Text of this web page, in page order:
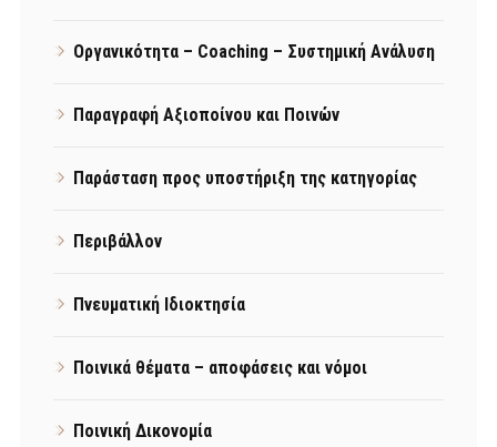
Οργανικότητα – Coaching – Συστημική Ανάλυση
Παραγραφή Αξιοποίνου και Ποινών
Παράσταση προς υποστήριξη της κατηγορίας
Περιβάλλον
Πνευματική Ιδιοκτησία
Ποινικά θέματα – αποφάσεις και νόμοι
Ποινική Δικονομία